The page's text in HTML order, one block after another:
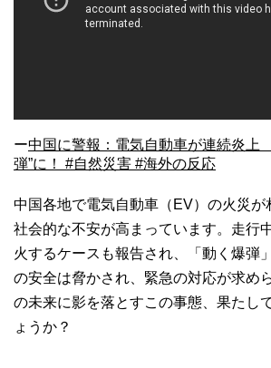
ー中国に警報：電気自動車が連続炎上
弾”に！ #自然災害 #海外の反応
中国各地で電気自動車（EV）の火災が
社会的な不安が高まっています。走行
火するケースも報告され、「動く爆弾
の安全は脅かされ、緊急の対応が求め
の未来に影を落とすこの事態、果たし
ょうか？